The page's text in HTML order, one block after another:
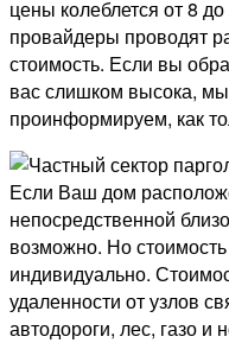
цены колеблется от 8
провайдеры проводят
стоимость. Если вы
вас слишком высока,
проинформируем, как
Если Ваш дом
непосредственной
возможно. Но стоимость
индивидуально.
удаленности от узлов
автодороги, лес, газо и